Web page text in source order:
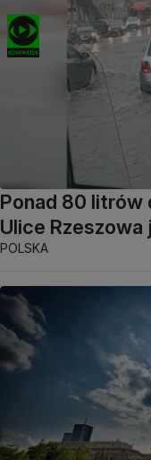
Ponad 80 litrów
Ulice Rzeszowa
POLSKA